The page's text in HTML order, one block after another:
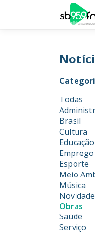
Todas
Brasil
Cultura
Educação
Emprego
Esporte
Meio
Música
Obras
Saúde
Serviço